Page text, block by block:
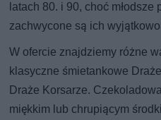
latach 80. i 90, choć młodsze
zachwycone są ich
W ofercie znajdziemy różne
klasyczne śmietankowe
Draże Korsarze.
miękkim lub chrupiącym